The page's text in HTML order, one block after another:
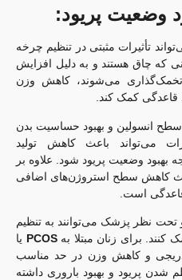
وضعیت پریود:
تأثیرات مثبتی در تنظیم چرخه
که چاق هستند و به دلیل افزایش
می‌شوند، کاهش وزن
قاعدگی کمک کند.
انسولین و بهبود حساسیت بدن
می‌تواند باعث کاهش تولید
بهبود وضعیت پریود شود. علاوه بر
کاهش سطح استروژن‌های اضافی
است.
نظر پزشک می‌توانند به تنظیم
برای زنان مبتلا بهPCOSیا
و کاهش وزن در حد مناسب
پریود و بهبود باروری داشته